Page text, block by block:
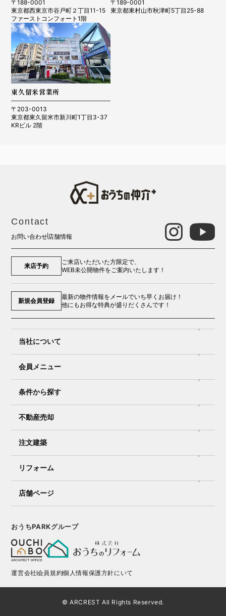
〒188-0001
東京都西東京市谷戸町２丁目11-15
ファーストコンフォート1階
〒189-0001
東京都東村山市秋津町5丁目25-88
東久留米営業所
〒203-0013
東京都東久留米市新川町1丁目3-37
KRビル 2階
Contact
お問い合わせ 店舗情報
来店予約
ご来店いただいた方限定で、
WEB未公開物件をご案内いたします！
新規会員登録
最新の物件情報をメールでいち早くお届け！
他にもお得な特典が盛りだくさんです！
当社について
会員メニュー
条件から探す
不動産売却
注文建築
リフォーム
店舗ページ
おうちPARKグループ
運営会社会員規約個人情報保護方針にいて
© ARCREST All Rights Reserved.